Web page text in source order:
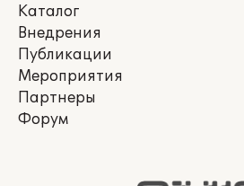
Каталог
Внедрения
Публикации
Мероприятия
Партнеры
Форум